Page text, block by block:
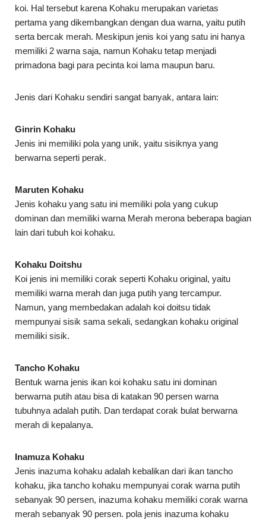
koi. Hal tersebut karena Kohaku merupakan varietas
pertama yang dikembangkan dengan dua warna, yaitu putih
serta bercak merah. Meskipun jenis koi yang satu ini hanya
memiliki 2 warna saja, namun Kohaku tetap menjadi
primadona bagi para pecinta koi lama maupun baru.
Jenis dari Kohaku sendiri sangat banyak, antara lain:
Ginrin Kohaku
Jenis ini memiliki pola yang unik, yaitu sisiknya yang
berwarna seperti perak.
Maruten Kohaku
Jenis kohaku yang satu ini memiliki pola yang cukup
dominan dan memiliki warna Merah merona beberapa bagian
lain dari tubuh koi kohaku.
Kohaku Doitshu
Koi jenis ini memiliki corak seperti Kohaku original, yaitu
memiliki warna merah dan juga putih yang tercampur.
Namun, yang membedakan adalah koi doitsu tidak
mempunyai sisik sama sekali, sedangkan kohaku original
memiliki sisik.
Tancho Kohaku
Bentuk warna jenis ikan koi kohaku satu ini dominan
berwarna putih atau bisa di katakan 90 persen warna
tubuhnya adalah putih. Dan terdapat corak bulat berwarna
merah di kepalanya.
Inamuza Kohaku
Jenis inazuma kohaku adalah kebalikan dari ikan tancho
kohaku, jika tancho kohaku mempunyai corak warna putih
sebanyak 90 persen, inazuma kohaku memiliki corak warna
merah sebanyak 90 persen. pola jenis inazuma kohaku